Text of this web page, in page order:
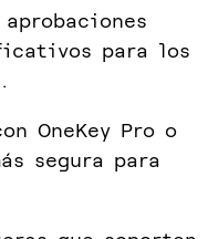
para los
OneKey Pro o
segura para